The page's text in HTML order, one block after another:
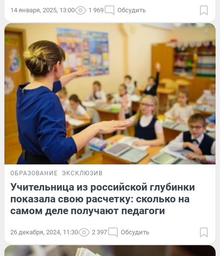
14 января, 2025, 13:00 1 969 Обсудить
ОБРАЗОВАНИЕ ЭКСКЛЮЗИВ
Учительница из российской глубинки
показала свою расчетку: сколько на
самом деле получают педагоги
26 декабря, 2024, 11:30 2 397 Обсудить